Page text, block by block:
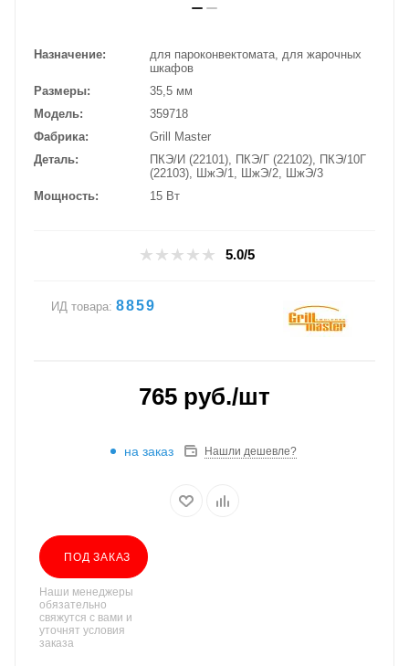
Назначение
для пароконвектомата, для жарочных
шкафов
Размеры
35,5 мм
Модель
359718
Фабрика
Grill Master
Деталь
ПКЭ/И (22101), ПКЭ/Г (22102), ПКЭ/10Г
(22103), ШжЭ/1, ШжЭ/2, ШжЭ/3
Мощность
15 Вт
5.0/5
ИД товара: 8859
765 руб./шт
на заказ Нашли дешевле?
ПОД ЗАКАЗ
Наши менеджеры
обязательно
свяжутся с вами и
уточнят условия
заказа